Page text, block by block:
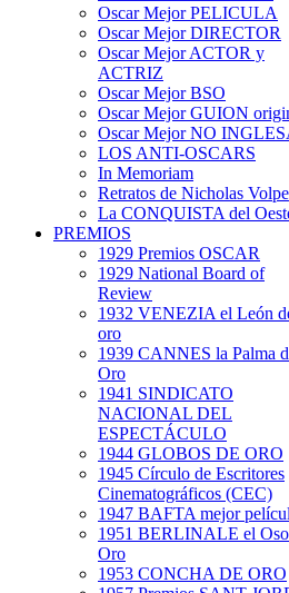
Oscar Mejor PELICULA
Oscar Mejor DIRECTOR
Oscar Mejor ACTOR y
ACTRIZ
Oscar Mejor BSO
Oscar Mejor GUION
Oscar Mejor NO
LOS ANTI-OSCARS
In Memoriam
Retratos de Nicholas Volpe
La CONQUISTA del
PREMIOS
1929 Premios OSCAR
1929 National Board of
Review
1932 VENEZIA el León
oro
1939 CANNES la Palma
Oro
1941 SINDICATO
NACIONAL DEL
ESPECTÁCULO
1944 GLOBOS DE ORO
1945 Círculo de Escritores
Cinematográficos (CEC)
1947 BAFTA mejor
1951 BERLINALE el
Oro
1953 CONCHA DE ORO